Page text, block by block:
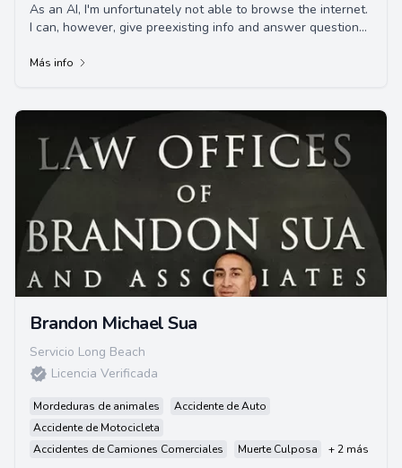
As an AI, I'm unfortunately not able to browse the internet.
I can, however, give preexisting info and answer questions
Más info
Brandon Michael Sua
Servicio Long Beach
Licencia Verificada
Mordeduras de animales
Accidente de Auto
Accidente de Motocicleta
Accidentes de Camiones Comerciales
Muerte Culposa + 2 más